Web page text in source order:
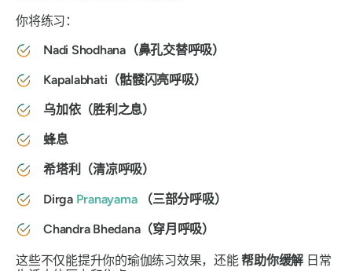
你将练习：
Nadi Shodhana（鼻孔交替呼吸）
Kapalabhati（骷髅闪亮呼吸）
乌加依（胜利之息）
蜂息
希塔利（清凉呼吸）
Dirga Pranayama（三部分呼吸）
Chandra Bhedana（穿月呼吸）
这些不仅能提升你的瑜伽练习效果，还能帮助你缓解 日常